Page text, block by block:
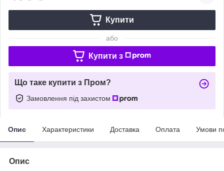
Купити
або
Купити з
Що таке купити з Пром?
Замовлення під захистом
Опис Характеристики Доставка Оплата Умови
Опис